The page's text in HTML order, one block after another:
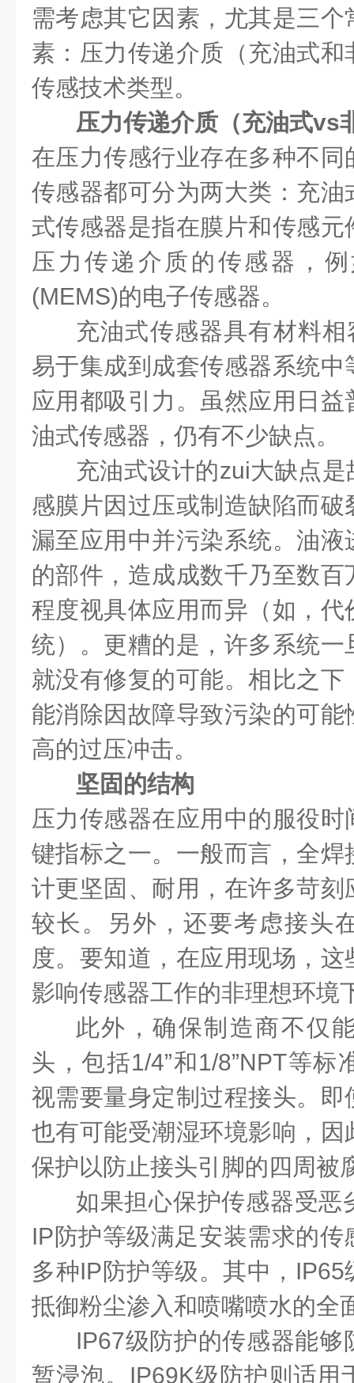
需考虑其它因素，尤其是三
素：压力传递介质（充油式
传感技术类型。
压力传递介质（充油式vs
在压力传感行业存在多种不
传感器都可分为两大类：充
式传感器是指在膜片和传感
压力传递介质的传感器，
(MEMS)的电子传感器。
充油式传感器具有材料
易于集成到成套传感器系统
应用都吸引力。虽然应用日
油式传感器，仍有不少缺点。
充油式设计的zui大缺点
感膜片因过压或制造缺陷而
漏至应用中并污染系统。油
的部件，造成成数千乃至数
程度视具体应用而异（如，
统）。更糟的是，许多系统
就没有修复的可能。相比之
能消除因故障导致污染的可
高的过压冲击。
坚固的结构
压力传感器在应用中的服役
键指标之一。一般而言，全
计更坚固、耐用，在许多苛
较长。另外，还要考虑接头
度。要知道，在应用现场，
影响传感器工作的非理想环境
此外，确保制造商不仅
头，包括1/4”和1/8”NPT等标
视需要量身定制过程接头。
也有可能受潮湿环境影响，
保护以防止接头引脚的四周被
如果担心保护传感器受恶
IP防护等级满足安装需求的
多种IP防护等级。其中，
抵御粉尘渗入和喷嘴喷水的全
IP67级防护的传感器能够
暂浸泡。IP69K级防护则适用